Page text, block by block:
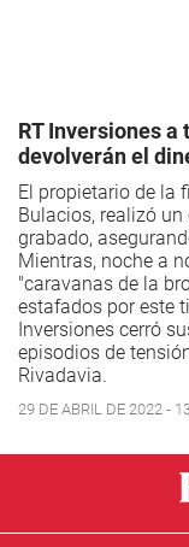
RT Inversiones a
devolverán el
El propietario de la
Bulacios, realizó
grabado,
Mientras, noche a
"caravanas de la
estafados por este
Inversiones cerró
episodios de
Rivadavia.
29 DE ABRIL DE 2022 -